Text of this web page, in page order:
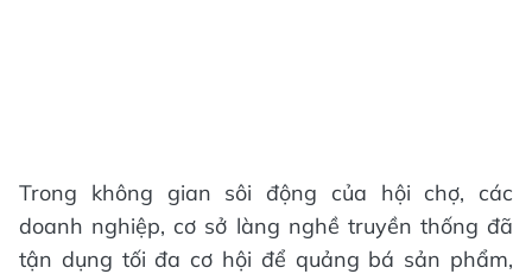
Trong không gian sôi động của hội chợ, các
doanh nghiệp, cơ sở làng nghề truyền thống đã
tận dụng tối đa cơ hội để quảng bá sản phẩm,